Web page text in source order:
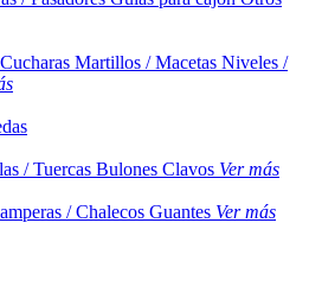
Martillos / Macetas Niveles /
/ Tuercas Bulones Clavos Ver más
/ Chalecos Guantes Ver más